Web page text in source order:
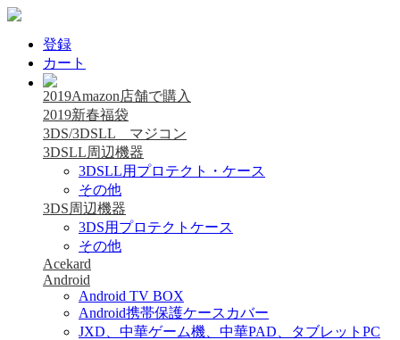
登録
カート
2019Amazon店舗で購入
2019新春福袋
3DS/3DSLL マジコン
3DSLL周辺機器
3DSLL用プロテクト・ケース
その他
3DS周辺機器
3DS用プロテクトケース
その他
Acekard
Android
Android TV BOX
Android携帯保護ケースカバー
JXD、中華ゲーム機、中華PAD、タブレットPC